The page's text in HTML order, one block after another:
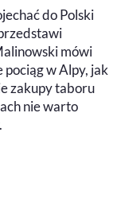
do Polski
mówi
pociąg w Alpy, jak
zakupy taboru
nie warto